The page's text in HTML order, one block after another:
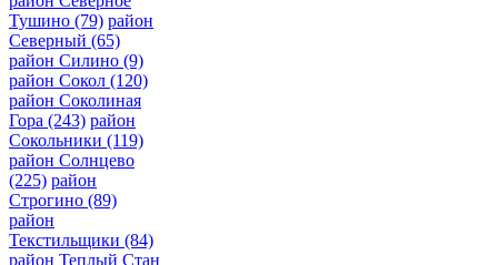
Тушино (79) район
Северный (65)
район Силино (9)
район Сокол (120)
район Соколиная
Гора (243) район
Сокольники (119)
район Солнцево
(225) район
Строгино (89)
район
Текстильщики (84)
район Теплый Стан